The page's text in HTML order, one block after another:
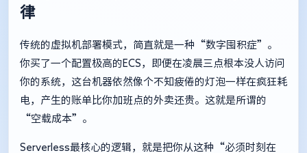
律
传统的虚拟机部署模式，简直就是一种“数字囤积症”。
你买了一个配置极高的ECS，即便在凌晨三点根本没人访问
你的系统，这台机器依然像个不知疲倦的灯泡一样在疯狂耗
电，产生的账单比你加班点的外卖还贵。这就是所谓的
“空载成本”。
Serverless最核心的逻辑，就是把你从这种“必须时刻在